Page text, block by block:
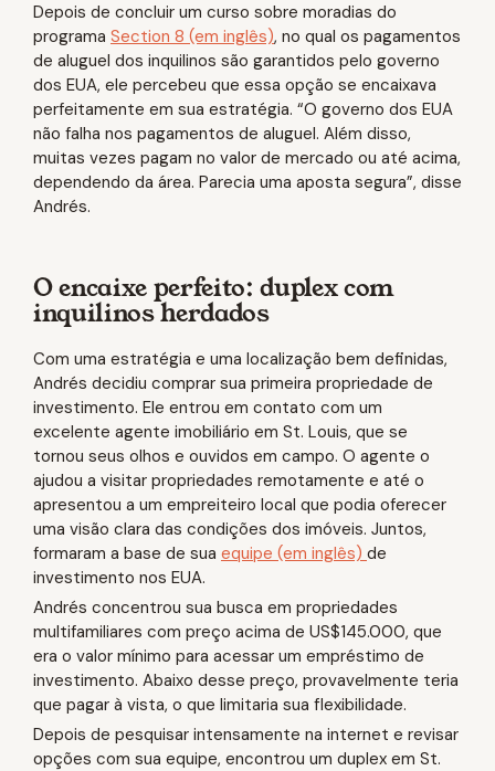
Depois de concluir um curso sobre moradias do
programa Section 8 (em inglês), no qual os pagamentos
de aluguel dos inquilinos são garantidos pelo governo
dos EUA, ele percebeu que essa opção se encaixava
perfeitamente em sua estratégia. “O governo dos EUA
não falha nos pagamentos de aluguel. Além disso,
muitas vezes pagam no valor de mercado ou até acima,
dependendo da área. Parecia uma aposta segura”, disse
Andrés.
O encaixe perfeito: duplex com
inquilinos herdados
Com uma estratégia e uma localização bem definidas,
Andrés decidiu comprar sua primeira propriedade de
investimento. Ele entrou em contato com um
excelente agente imobiliário em St. Louis, que se
tornou seus olhos e ouvidos em campo. O agente o
ajudou a visitar propriedades remotamente e até o
apresentou a um empreiteiro local que podia oferecer
uma visão clara das condições dos imóveis. Juntos,
formaram a base de sua equipe (em inglês) de
investimento nos EUA.
Andrés concentrou sua busca em propriedades
multifamiliares com preço acima de US$145.000, que
era o valor mínimo para acessar um empréstimo de
investimento. Abaixo desse preço, provavelmente teria
que pagar à vista, o que limitaria sua flexibilidade.
Depois de pesquisar intensamente na internet e revisar
opções com sua equipe, encontrou um duplex em St.